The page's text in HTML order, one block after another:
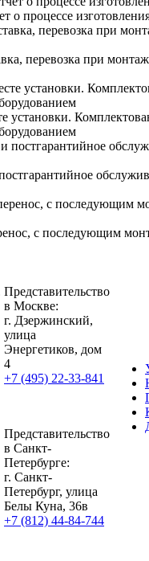
о процессе
перевозка при
установки.
с последующим
Представительство
в Москве:
г. Дзержинский,
улица
Энергетиков, дом
4
+7 (495) 22-33-841
Представительство
в Санкт-
Петербурге:
г. Санкт-
Петербург, улица
Белы Куна, 36в
+7 (812) 44-84-744